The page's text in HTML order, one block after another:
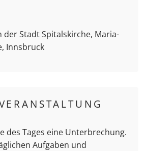
der Stadt Spitalskirche, Maria-
Innsbruck
des Tages eine Unterbrechung.
Aufgaben und